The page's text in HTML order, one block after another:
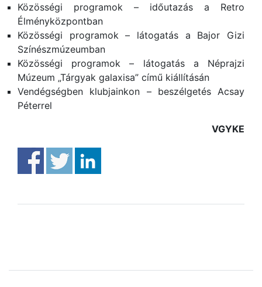
Közösségi programok – időutazás a Retro
Élményközpontban
Közösségi programok – látogatás a Bajor Gizi
Színészmúzeumban
Közösségi programok – látogatás a Néprajzi
Múzeum „Tárgyak galaxisa” című kiállításán
Vendégségben klubjainkon – beszélgetés Acsay
Péterrel
VGYKE